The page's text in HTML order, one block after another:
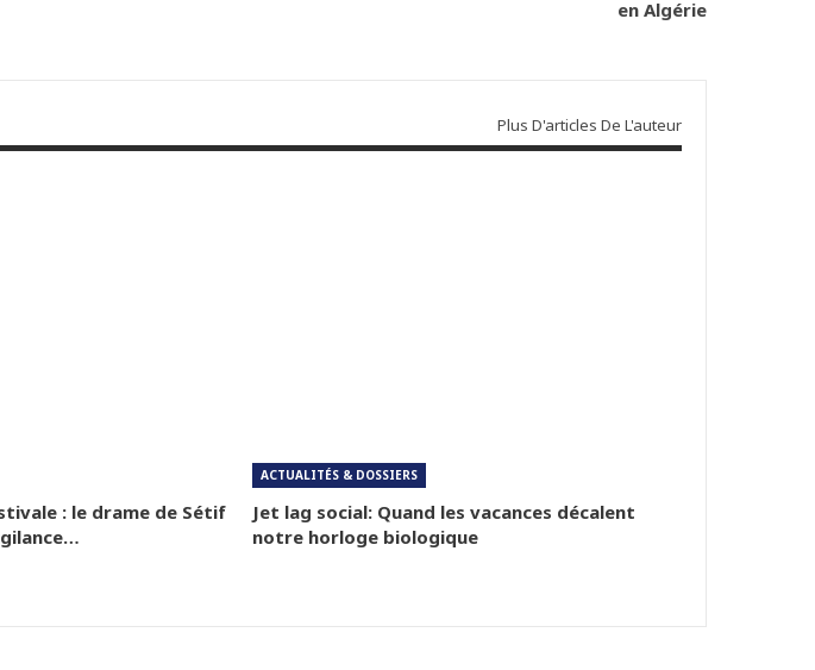
en Algérie
Plus D'articles De L'auteur
: le drame de Sétif
ACTUALITÉS & DOSSIERS
Jet lag social: Quand les vacances décalent
notre horloge biologique